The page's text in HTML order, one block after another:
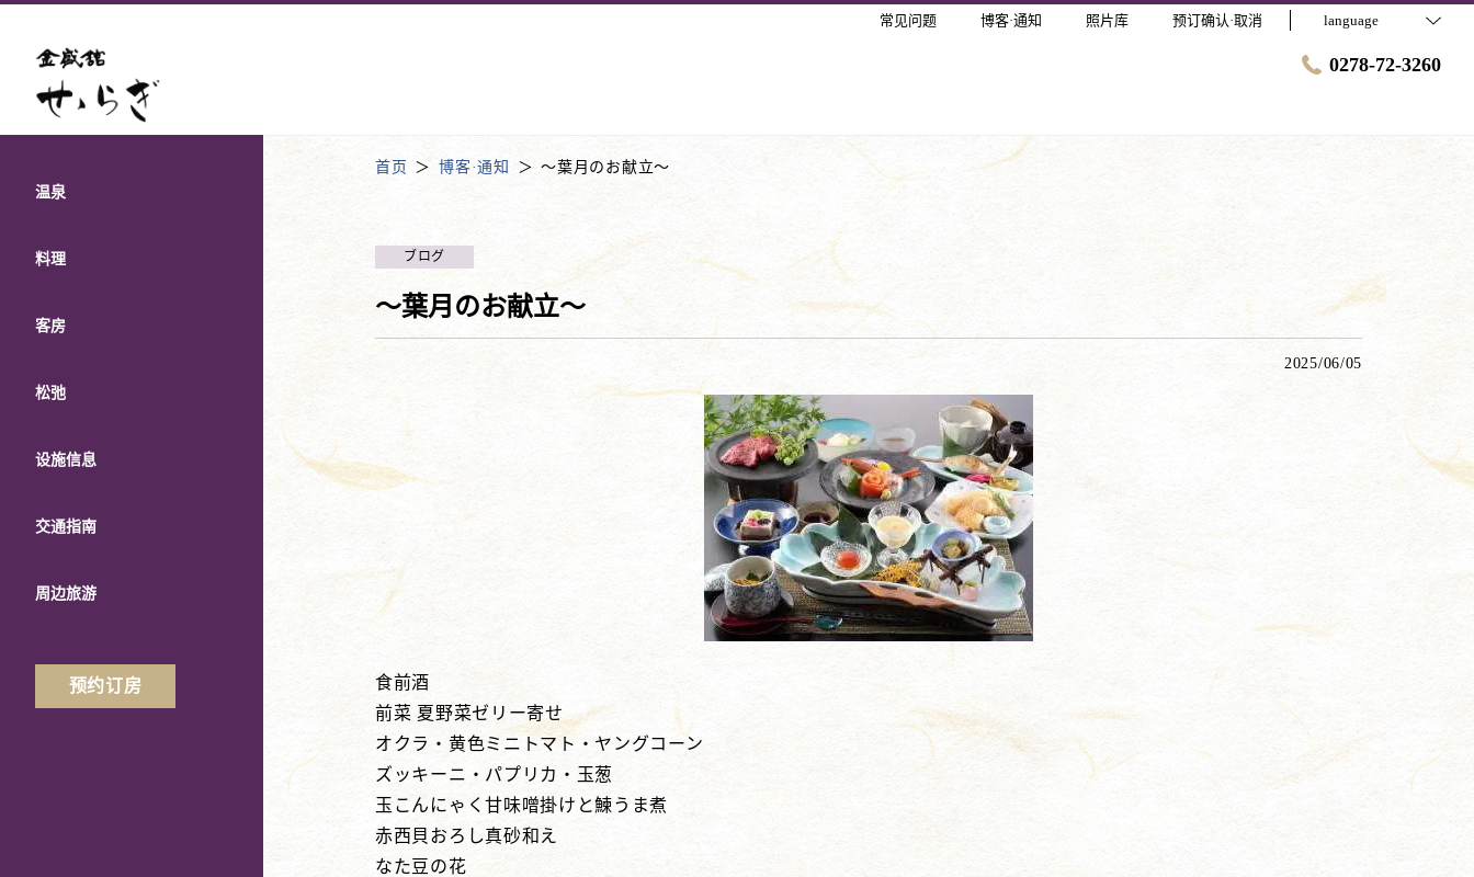
常见问题 博客·通知 照片库 预订确认·取消 language
0278-72-3260
温泉
料理
客房
松弛
设施信息
交通指南
周边旅游
预约订房
首页 博客·通知 ～葉月のお献立～
ブログ
～葉月のお献立～
2025/06/05
食前酒
前菜 夏野菜ゼリー寄せ
オクラ・黄色ミニトマト・ヤングコーン
ズッキーニ・パプリカ・玉葱
玉こんにゃく甘味噌掛けと鰊うま煮
赤西貝おろし真砂和え
なた豆の花